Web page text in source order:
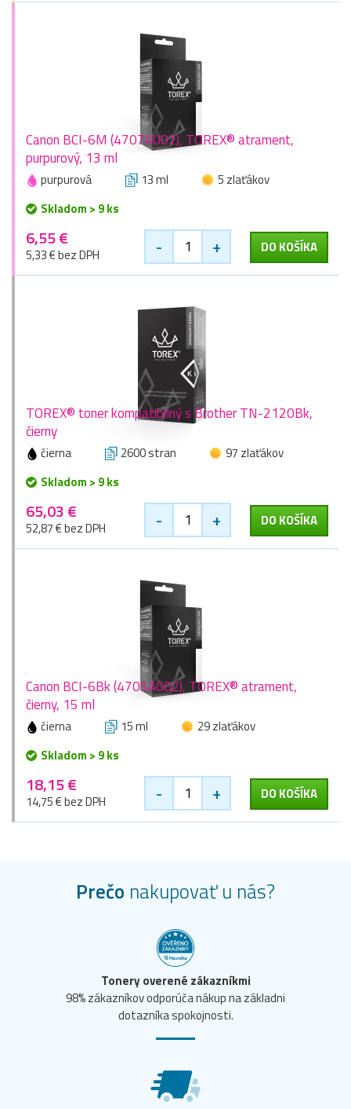
Canon BCI-6M (4707A002), TOREX® atrament,
purpurový, 13 ml
purpurová 13 ml
5 zlaťákov
Skladom > 9 ks
6,55 €
5,33 € bez DPH - + DO KOŠÍKA
TOREX® toner kompatibilný s Brother TN-2120Bk,
čierny
čierna 2600 stran
97 zlaťákov
Skladom > 9 ks
65,03 €
52,87 € bez DPH - + DO KOŠÍKA
Canon BCI-6Bk (4705A002), TOREX® atrament,
čierny, 15 ml
čierna 15 ml
29 zlaťákov
Skladom > 9 ks
18,15 €
14,75 € bez DPH - + DO KOŠÍKA
Prečo nakupovať u nás?
Tonery overené zákazníkmi
98% zákazníkov odporúča nákup na základni
dotazníka spokojnosti.